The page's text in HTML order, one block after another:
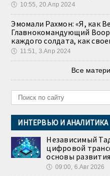
🕔 10:55, 20.Апр 2024
Эмомали Рахмон: «Я, как
Главнокомандующий
каждого солдата, как
🕔 11:51, 3.Апр 2024
Все
ИНТЕРВЬЮ И АНАЛИТИКА
Независимый
цифровой
основы
🕔 09:00, 6.Авг 2026